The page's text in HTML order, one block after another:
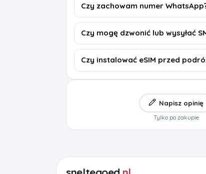
Czy zachowam numer
Czy mogę dzwonić lub wysyłać
Czy instalować eSIM przed
Napisz opinię
Tylko po zakupie